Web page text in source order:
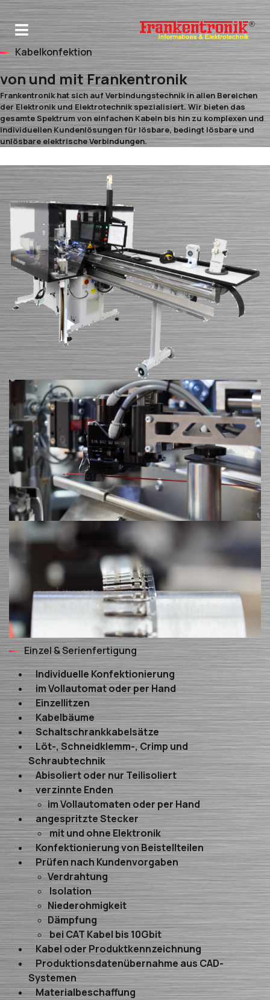
Kabelkonfektion
von und mit Frankentronik
Frankentronik hat sich auf Verbindungstechnik in allen Bereichen
der Elektronik und Elektrotechnik spezialisiert. Wir bieten das
gesamte Spektrum von einfachen Kabeln bis hin zu komplexen und
individuellen Kundenlösungen für lösbare, bedingt lösbare und
unlösbare elektrische Verbindungen.
Einzel & Serienfertigung
Individuelle Konfektionierung
im Vollautomat oder per Hand
Einzellitzen
Kabelbäume
Schaltschrankkabelsätze
Löt-, Schneidklemm-, Crimp und
Schraubtechnik
Abisoliert oder nur Teilisoliert
verzinnte Enden
im Vollautomaten oder per Hand
angespritzte Stecker
mit und ohne Elektronik
Konfektionierung von Beistellteilen
Prüfen nach Kundenvorgaben
Verdrahtung
Isolation
Niederohmigkeit
Dämpfung
bei CAT Kabel bis 10Gbit
Kabel oder Produktkennzeichnung
Produktionsdatenübernahme aus CAD-
Systemen
Materialbeschaffung